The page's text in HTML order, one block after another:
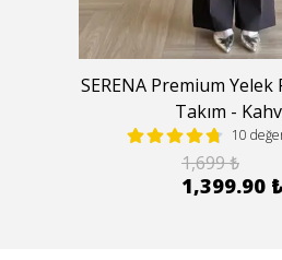
SERENA Premium
Takım -
10
1,699 ₺
1,399.90